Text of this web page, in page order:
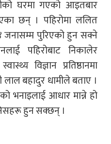
घरमा गएको आइतबार
छन् । पहिरोमा ललित
पुरिएको हुन सक्ने
पहिरोबाट निकालेर
विज्ञान प्रतिष्ठानमा
बहादुर धामीले बताए ।
भनाइलाई आधार मान्ने हो
हुन सक्छन् ।